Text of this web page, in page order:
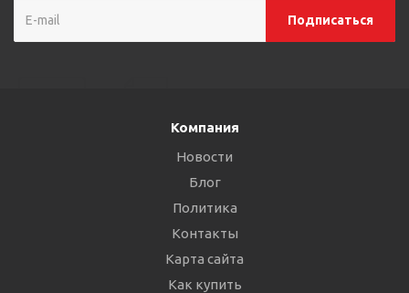
Компания
Новости
Блог
Политика
Контакты
Карта сайта
Как купить